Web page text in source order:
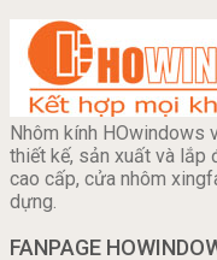
Nhôm kính HOwindows
thiết kế, sản xuất và lắp
cao cấp, cửa nhôm
dựng.
FANPAGE